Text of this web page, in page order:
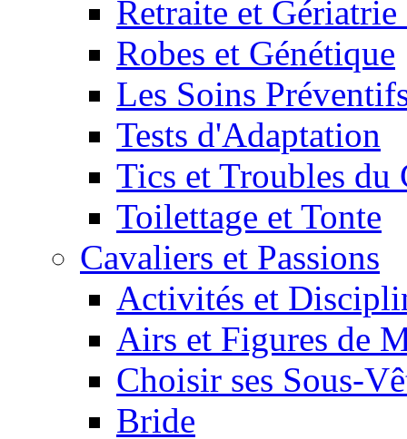
Retraite et
Robes et Génétique
Les Soins
Tests d'Adaptation
Tics et Troubles du
Toilettage et Tonte
Cavaliers et Passions
Activités et
Airs et Figures de
Choisir ses Sous-
Bride